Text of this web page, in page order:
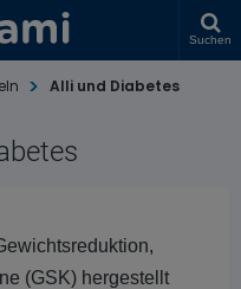
Suchen
Alli und Diabetes
(GSK) hergestellt